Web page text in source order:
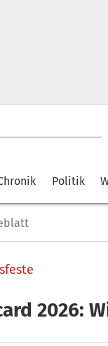
Politik
2026: